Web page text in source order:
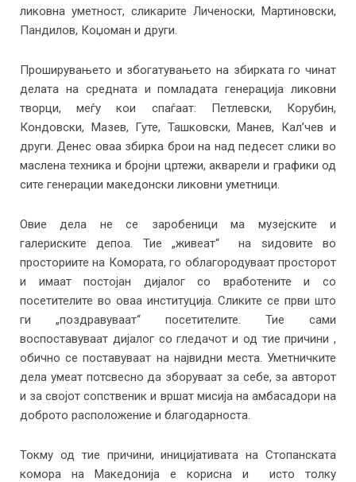
ликовна уметност, сликарите Личеноски, Мартиновски,
Пандилов, Коџоман и други.
Проширувањето и збогатувањето на збирката го чинат
делата на средната и помладата генерација ликовни
творци, меѓу кои спаѓаат: Петлевски, Корубин,
Кондовски, Мазев, Гуте, Ташковски, Манев, Кал’чев и
други. Денес оваа збирка брои на над педесет слики во
маслена техника и бројни цртежи, акварели и графики од
сите генерации македонски ликовни уметници.
Овие дела не се заробеници ма музејските и
галериските депоа. Тие „живеат“ на ѕидовите во
просториите на Комората, го облагородуваат просторот
и имаат постојан дијалог со вработените и со
посетителите во оваа институција. Сликите се први што
ги „поздравуваат“ посетителите. Тие сами
воспоставуваат дијалог со гледачот и од тие причини ,
обично се поставуваат на највидни места. Уметничките
дела умеат потсвесно да зборуваат за себе, за авторот
и за својот сопственик и вршат мисија на амбасадори на
доброто расположение и благодарноста.
Токму од тие причини, иницијативата на Стопанската
комора на Македонија е корисна и исто толку
Александар Ристески
Композиција, 1966 масло на платно (149х95)